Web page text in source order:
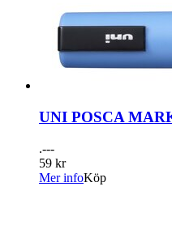
UNI POSCA
.---
59 kr
Mer infoKöp